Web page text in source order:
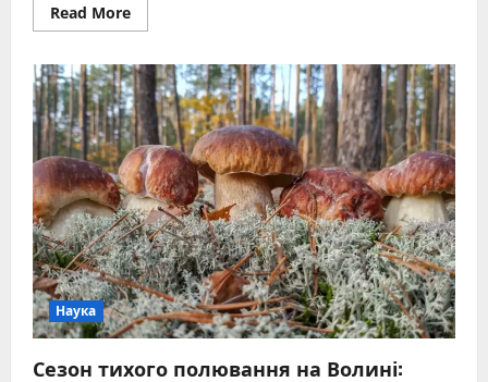
Read MoreRead
more
лева
та
причини
агресії
королів
саванни
Наука
Сезон тихого полювання на Волині: